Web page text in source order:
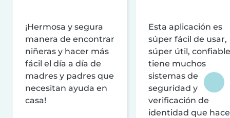
¡Hermosa y segura
manera de encontrar
niñeras y hacer más
fácil el día a día de
madres y padres que
necesitan ayuda en
casa!
Esta aplicación es
súper fácil de usar,
súper útil,
tiene muchos
sistemas de
seguridad y
verificación de
identidad que